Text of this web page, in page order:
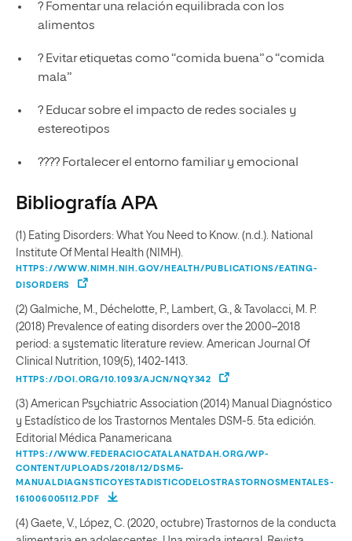
? Fomentar una relación equilibrada con los
alimentos
? Evitar etiquetas como “comida buena” o “comida
mala”
? Educar sobre el impacto de redes sociales y
estereotipos
?‍?‍?‍? Fortalecer el entorno familiar y emocional
Bibliografía APA
(1) Eating Disorders: What You Need to Know. (n.d.). National
Institute Of Mental Health (NIMH).
HTTPS://WWW.NIMH.NIH.GOV/HEALTH/PUBLICATIONS/EATING-
DISORDERS
(2) Galmiche, M., Déchelotte, P., Lambert, G., & Tavolacci, M. P.
(2018) Prevalence of eating disorders over the 2000–2018
period: a systematic literature review. American Journal Of
Clinical Nutrition, 109(5), 1402-1413.
HTTPS://DOI.ORG/10.1093/AJCN/NQY342
(3) American Psychiatric Association (2014) Manual Diagnóstico
y Estadístico de los Trastornos Mentales DSM-5. 5ta edición.
Editorial Médica Panamericana
HTTPS://WWW.FEDERACIOCATALANATDAH.ORG/WP-
CONTENT/UPLOADS/2018/12/DSM5-
MANUALDIAGNSTICOYESTADISTICODELOSTRASTORNOSMENTALES-
161006005112.PDF
(4) Gaete, V., López, C. (2020, octubre) Trastornos de la conducta